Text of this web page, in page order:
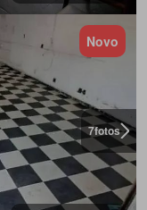
7fotos
Novo